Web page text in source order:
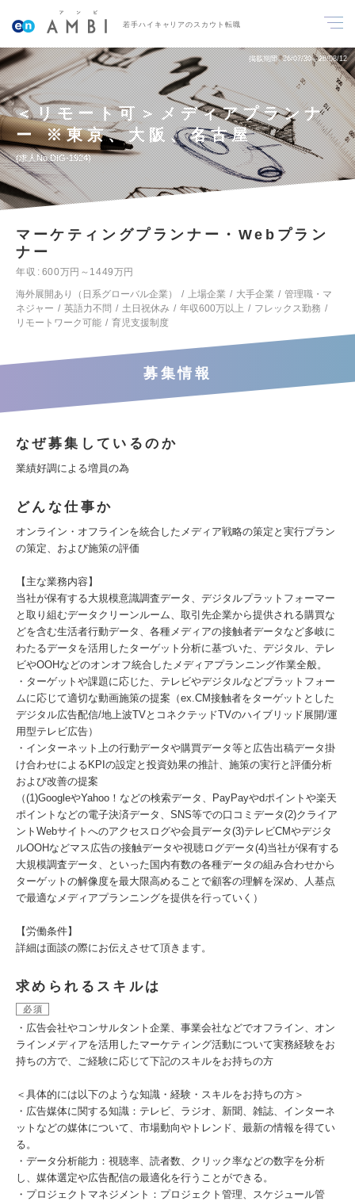
若手ハイキャリアのスカウト転職
掲載期間 26/07/30～26/08/12
＜リモート可＞メディアプランナ
ー ※東京、大阪、名古屋
求人No.DIG-1924
マーケティングプランナー・Webプラン
ナー
年収
600万円～1449万円
海外展開あり（日系グローバル企業）
上場企業 大手企業
管理職・マ
ネジャー
英語力不問 土日祝休み 年収600万以上
フレックス勤務
リモートワーク可能
育児支援制度
募集情報
なぜ募集しているのか
業績好調による増員の為
どんな仕事か
オンライン・オフラインを統合したメディア戦略の策定と実行プラン
の策定、および施策の評価
【主な業務内容】
当社が保有する大規模意識調査データ、デジタルプラットフォーマー
と取り組むデータクリーンルーム、取引先企業から提供される購買な
どを含む生活者行動データ、各種メディアの接触者データなど多岐に
わたるデータを活用したターゲット分析に基づいた、デジタル、テレ
ビやOOHなどのオンオフ統合したメディアプランニング作業全般。
・ターゲットや課題に応じた、テレビやデジタルなどプラットフォー
ムに応じて適切な動画施策の提案（ex.CM接触者をターゲットとした
デジタル広告配信/地上波TVとコネクテッドTVのハイブリッド展開/運
用型テレビ広告）
・インターネット上の行動データや購買データ等と広告出稿データ掛
け合わせによるKPIの設定と投資効果の推計、施策の実行と評価分析
および改善の提案
（(1)GoogleやYahoo！などの検索データ、PayPayやdポイントや楽天
ポイントなどの電子決済データ、SNS等での口コミデータ(2)クライア
ントWebサイトへのアクセスログや会員データ(3)テレビCMやデジタ
ルOOHなどマス広告の接触データや視聴ログデータ(4)当社が保有する
大規模調査データ、といった国内有数の各種データの組み合わせから
ターゲットの解像度を最大限高めることで顧客の理解を深め、人基点
で最適なメディアプランニングを提供を行っていく）
【労働条件】
詳細は面談の際にお伝えさせて頂きます。
求められるスキルは
必須
・広告会社やコンサルタント企業、事業会社などでオフライン、オン
ラインメディアを活用したマーケティング活動について実務経験をお
持ちの方で、ご経験に応じて下記のスキルをお持ちの方
＜具体的には以下のような知識・経験・スキルをお持ちの方＞
・広告媒体に関する知識：テレビ、ラジオ、新聞、雑誌、インターネ
ットなどの媒体について、市場動向やトレンド、最新の情報を得てい
る。
・データ分析能力：視聴率、読者数、クリック率などの数字を分析
し、媒体選定や広告配信の最適化を行うことができる。
・プロジェクトマネジメント：プロジェクト管理、スケジュール管